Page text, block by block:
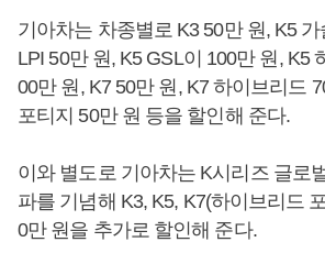
기아차는 차종별로 K3 50만 원, K5
LPI 50만 원, K5 GSL이 100만 원, K5
00만 원, K7 50만 원, K7 하이브리드
포티지 50만 원 등을 할인해 준다.
이와 별도로 기아차는 K시리즈 글로
파를 기념해 K3, K5, K7(하이브리드
0만 원을 추가로 할인해 준다.